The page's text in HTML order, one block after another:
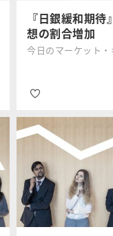
『日銀緩和期
想の割合増加
今日のマーケット・
三井住友DSア
セットマネジ
メント